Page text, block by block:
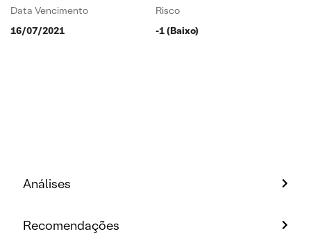
Data Vencimento
16/07/2021
Risco
-1 (Baixo)
Análises
Recomendações